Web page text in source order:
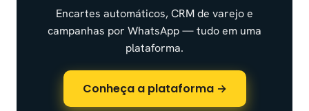
Encartes automáticos, CRM de varejo e
campanhas por WhatsApp — tudo em uma
plataforma.
Conheça a plataforma →